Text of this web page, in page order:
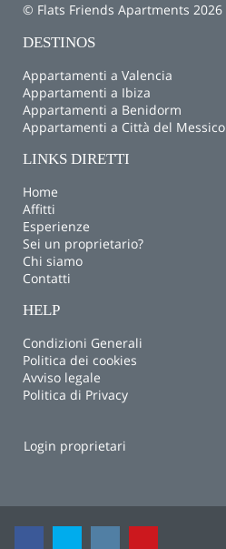
© Flats Friends Apartments 2026
DESTINOS
Appartamenti a Valencia
Appartamenti a Ibiza
Appartamenti a Benidorm
Appartamenti a Città del Messico
LINKS DIRETTI
Home
Affitti
Esperienze
Sei un proprietario?
Chi siamo
Contatti
HELP
Condizioni Generali
Politica dei cookies
Avviso legale
Politica di Privacy
Login proprietari